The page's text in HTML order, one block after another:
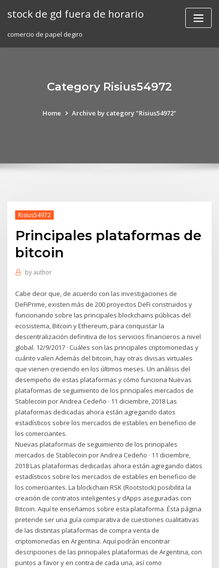
stock de gd fuera de horario
comercio de papel degiro
Category Risius54972
Home Archive by category "Risius54972"
Risius54972
Principales plataformas de
bitcoin
by author
Cabe decir que, de acuerdo con las investigaciones de
DeFiPrime, existen más de 200 proyectos DeFi construidos y
funcionando sobre las principales blockchains públicas del
ecosistema, Bitcoin y Ethereum, para conquistar la
descentralización definitiva de los servicios financieros a nivel
global. 12/9/2017 · Cuáles son las principales criptomonedas y
cuánto valen Además del bitcoin, hay otras divisas virtuales
que vienen creciendo en los últimos meses. Un análisis del
desempeño de estas plataformas y cómo funciona Nuevas
plataformas de seguimiento de los principales mercados de
Stablecoin por Andrea Cedeño · 11 diciembre, 2018 Las
plataformas dedicadas ahora están agregando datos
estadísticos sobre los mercados de estables en beneficio de
los comerciantes.
Nuevas plataformas de seguimiento de los principales
mercados de Stablecoin por Andrea Cedeño · 11 diciembre,
2018 Las plataformas dedicadas ahora están agregando datos
estadísticos sobre los mercados de estables en beneficio de
los comerciantes. La blockchain RSK (Rootstock) posibilita la
creación de contratos inteligentes y dApps aseguradas con
Bitcoin. Aquí te enseñamos sobre esta plataforma. Ésta página
pretende ser una guía comparativa de cuestiones cualitativas
de las distintas plataformas de compra venta de
criptomonedas en Argentina. Aquí podrán encontrar
descripciones de las principales plataformas de Argentina, con
puntos a favor y en contra de cada una, así como